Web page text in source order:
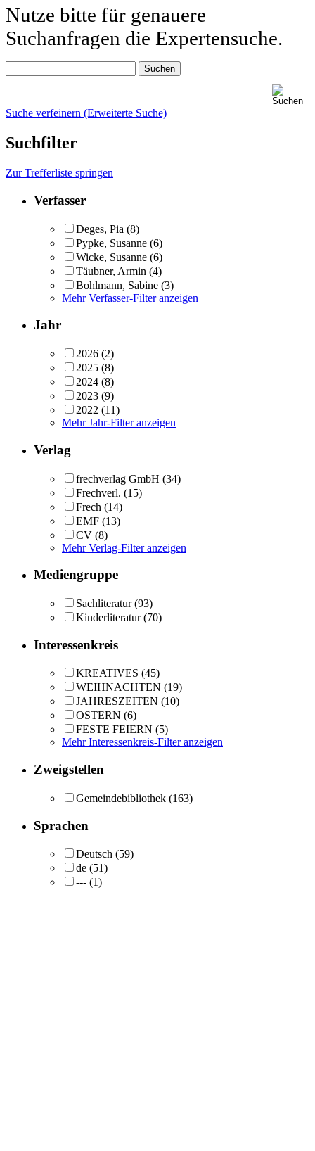
Nutze bitte für genauere
Suchanfragen die Expertensuche.
Suche verfeinern (Erweiterte Suche)
Suchfilter
Zur Trefferliste springen
Verfasser
Deges, Pia (8)
Pypke, Susanne (6)
Wicke, Susanne (6)
Täubner, Armin (4)
Bohlmann, Sabine (3)
Mehr Verfasser-Filter anzeigen
Jahr
2026 (2)
2025 (8)
2024 (8)
2023 (9)
2022 (11)
Mehr Jahr-Filter anzeigen
Verlag
frechverlag GmbH (34)
Frechverl. (15)
Frech (14)
EMF (13)
CV (8)
Mehr Verlag-Filter anzeigen
Mediengruppe
Sachliteratur (93)
Kinderliteratur (70)
Interessenkreis
KREATIVES (45)
WEIHNACHTEN (19)
JAHRESZEITEN (10)
OSTERN (6)
FESTE FEIERN (5)
Mehr Interessenkreis-Filter anzeigen
Zweigstellen
Gemeindebibliothek (163)
Sprachen
Deutsch (59)
de (51)
--- (1)